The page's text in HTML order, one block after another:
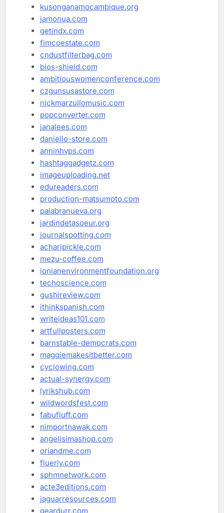
kusonganamocambique.org
jamonua.com
getindx.com
fimcoestate.com
cndustfilterbag.com
bios-shield.com
ambitiouswomenconference.com
czgunsusastore.com
nickmarzullomusic.com
popconverter.com
janalees.com
daniello-store.com
anninhvps.com
hashtaggadgetz.com
imageuploading.net
edureaders.com
production-matsumoto.com
palabranueva.org
jardindetasoeur.org
journalspotting.com
acharipickle.com
mezu-coffee.com
ionianenvironmentfoundation.org
techoscience.com
gushireview.com
ithinkspanish.com
writeideas101.com
artfullposters.com
barnstable-democrats.com
maggiemakesitbetter.com
cyclowing.com
actual-synergy.com
lyrikshub.com
wildwordsfest.com
fabufluff.com
nimportnawak.com
angelisimashop.com
oriandme.com
fluerly.com
sphmnetwork.com
acte3editions.com
jaguarresources.com
geardurr.com